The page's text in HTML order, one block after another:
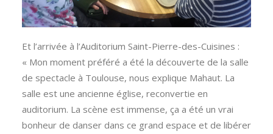
Et l’arrivée à l’Auditorium Saint-Pierre-des-Cuisines :
« Mon moment préféré a été la découverte de la salle
de spectacle à Toulouse, nous explique Mahaut. La
salle est une ancienne église, reconvertie en
auditorium. La scène est immense, ça a été un vrai
bonheur de danser dans ce grand espace et de libérer